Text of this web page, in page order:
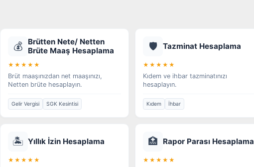
💰
Brütten Nete/ Netten
Brüte Maaş Hesaplama
★★★★★
Brüt maaşınızdan net maaşınızı,
Netten brüte hesaplayın.
Gelir Vergisi SGK Kesintisi
🛡️ Tazminat Hesaplama
★★★★★
Kıdem ve ihbar tazminatınızı
hesaplayın.
Kıdem İhbar
🏝️ Yıllık İzin Hesaplama
★★★★★
🏥 Rapor Parası Hesaplama
★★★★★